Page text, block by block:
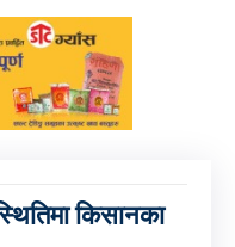
किसानका